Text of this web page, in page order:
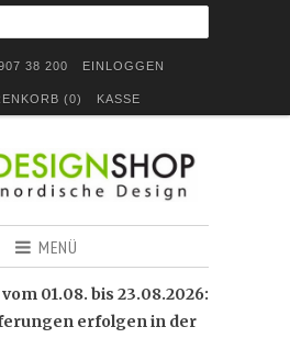
38 200 EINLOGGEN
(0) KASSE
MENÜ
01.08. bis 23.08.2026:
erfolgen in der